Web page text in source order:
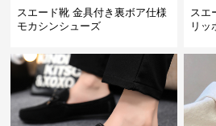
スエード靴 金具付き裏ボア仕様
モカシンシューズ
スエ
リッ